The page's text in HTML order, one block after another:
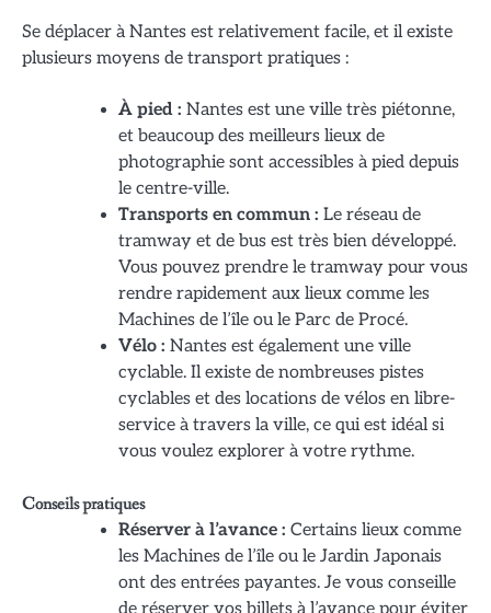
Se déplacer à Nantes est relativement facile, et il existe
plusieurs moyens de transport pratiques :
À pied : Nantes est une ville très piétonne,
et beaucoup des meilleurs lieux de
photographie sont accessibles à pied depuis
le centre-ville.
Transports en commun : Le réseau de
tramway et de bus est très bien développé.
Vous pouvez prendre le tramway pour vous
rendre rapidement aux lieux comme les
Machines de l’île ou le Parc de Procé.
Vélo : Nantes est également une ville
cyclable. Il existe de nombreuses pistes
cyclables et des locations de vélos en libre-
service à travers la ville, ce qui est idéal si
vous voulez explorer à votre rythme.
Conseils pratiques
Réserver à l’avance : Certains lieux comme
les Machines de l’île ou le Jardin Japonais
ont des entrées payantes. Je vous conseille
de réserver vos billets à l’avance pour éviter